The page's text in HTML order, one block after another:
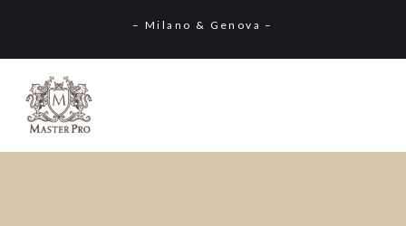
– Milano & Genova –